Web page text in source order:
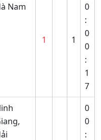
Nam
1 1
0
:
0
0
:
1
7
0
0
: